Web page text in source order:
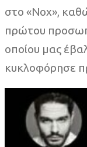
στο «Nox»,
πρώτου
οποίου μας
κυκλοφόρησε